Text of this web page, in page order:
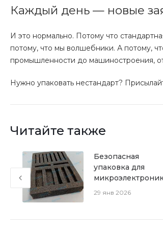
Каждый день — новые
И это нормально. Потому что
потому, что мы волшебники. А потому,
промышленности до машиностроения,
Нужно упаковать нестандарт?
Читайте также
Безопасная
упаковка для
29 янв 2026